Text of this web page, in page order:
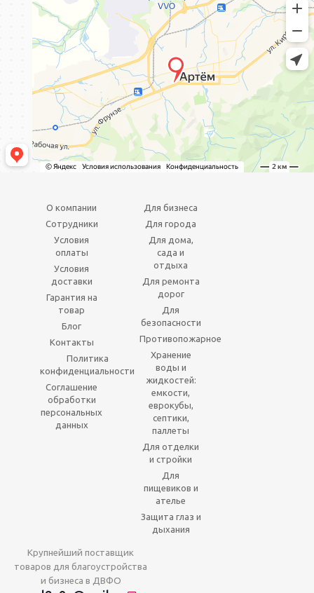
О компании
Сотрудники
Условия
оплаты
Условия
доставки
Гарантия на
товар
Блог
Контакты
Политика
конфиденциальности
Соглашение
обработки
персональных
данных
Для бизнеса
Для города
Для дома,
сада и
отдыха
Для ремонта
дорог
Для
безопасности
Противопожарное
Хранение
воды и
жидкостей:
емкости,
еврокубы,
септики,
паллеты
Для отделки
и стройки
Для
пищевиков и
ателье
Защита глаз и
дыхания
Крупнейший поставщик
товаров для благоустройства
и бизнеса в ДВФО